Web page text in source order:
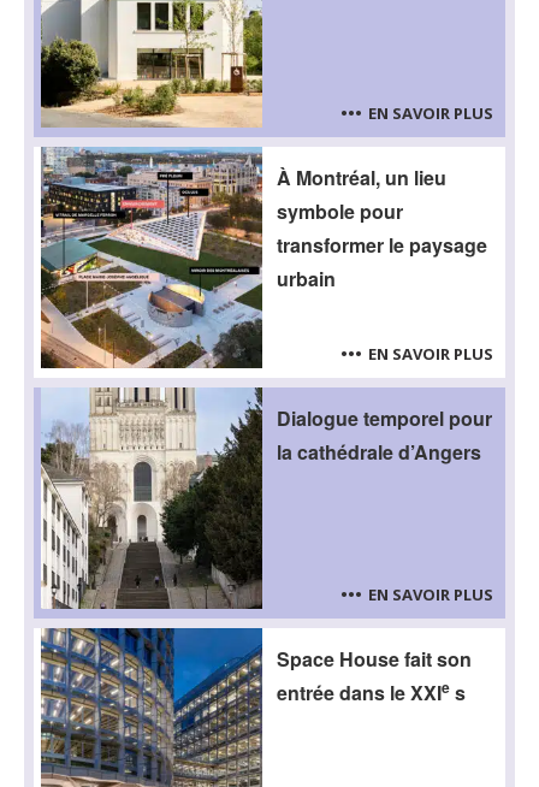
EN SAVOIR PLUS
À Montréal, un lieu
symbole pour
transformer le paysage
urbain
EN SAVOIR PLUS
Dialogue temporel pour
la cathédrale d’Angers
EN SAVOIR PLUS
Space House fait son
entrée dans le XXIe s